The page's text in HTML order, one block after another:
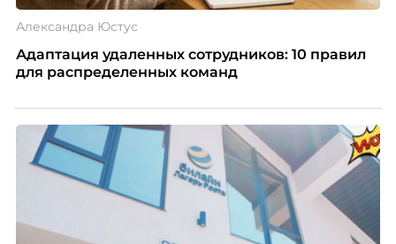
Александра Юстус
Адаптация удаленных сотрудников: 10 правил
для распределенных команд